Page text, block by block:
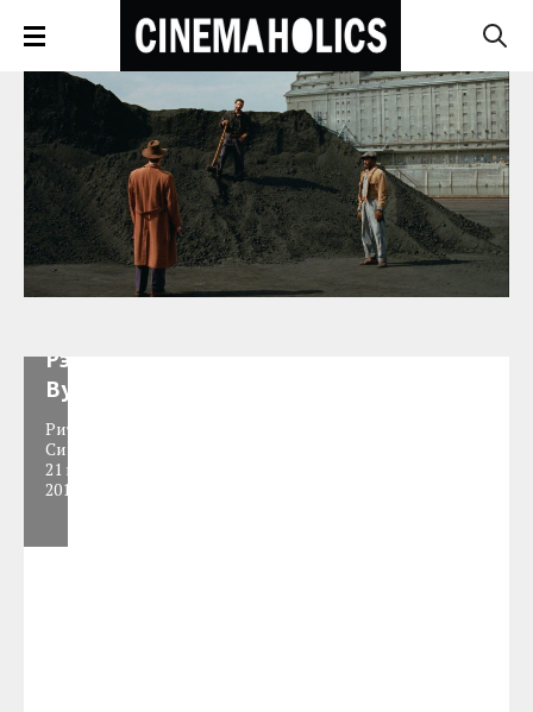
Из 13 в
Рэйчел
Вуд
Рита
Синютина
21 ноября
2014